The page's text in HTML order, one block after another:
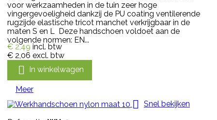
voor werkzaamheden in de tuin zeer hoge
vingergevoeligheid dankzij de PU coating ventilerende
rugzijde elastische tricot manchet verkrijgbaar in de
maten S en L Deze handschoen voldoet aan de
volgende normen: EN...
€ 2,49 incl. btw
€ 2,06 excl. btw
 In winkelwagen
Meer
 Snel bekijken